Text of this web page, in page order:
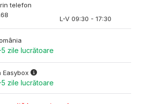
telefon
L-V 09:30 - 17:30
5 zile lucrătoare
Easybox
5 zile lucrătoare